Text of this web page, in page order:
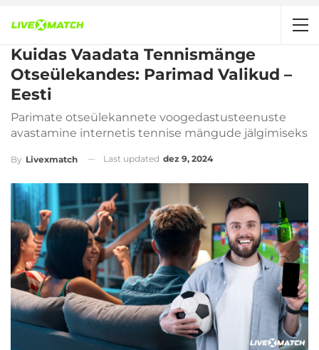
Kuidas Vaadata Tennismänge
Otseülekandes: Parimad Valikud –
Eesti
Parimate otseülekannete voogedastusteenuste
avastamine internetis tennise mängude jälgimiseks
By Livexmatch Last updated dez 9, 2024